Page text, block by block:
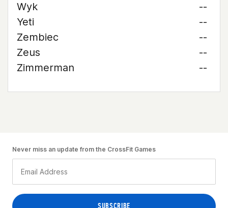
Wyk
--
Yeti
--
Zembiec
--
Zeus
--
Zimmerman
--
Never miss an update from the CrossFit Games